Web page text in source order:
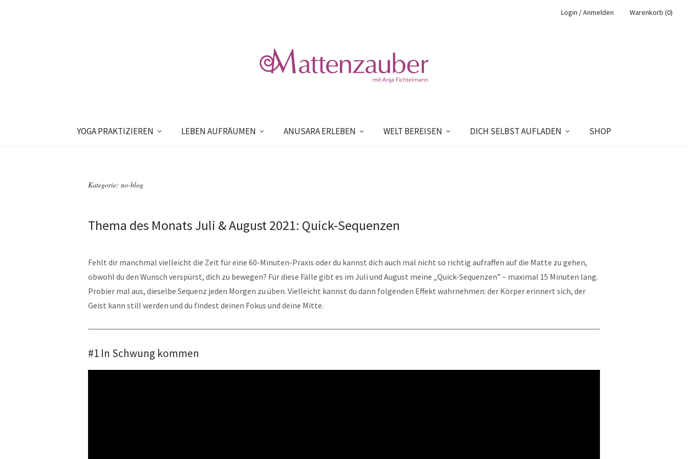
Login / Anmelden Warenkorb (0)
YOGA PRAKTIZIEREN LEBEN AUFRÄUMEN ANUSARA ERLEBEN WELT BEREISEN DICH SELBST AUFLADEN SHOP
Kategorie: no-blog
Thema des Monats Juli & August 2021: Quick-Sequenzen
Fehlt dir manchmal vielleicht die Zeit für eine 60-Minuten-Praxis oder du kannst dich auch mal nicht so richtig aufraffen auf die Matte zu gehen,
obwohl du den Wunsch verspürst, dich zu bewegen? Für diese Fälle gibt es im Juli und August meine „Quick-Sequenzen” – maximal 15 Minuten lang.
Probier mal aus, dieselbe Sequenz jeden Morgen zu üben. Vielleicht kannst du dann folgenden Effekt wahrnehmen: der Körper erinnert sich, der
Geist kann still werden und du findest deinen Fokus und deine Mitte.
#1 In Schwung kommen